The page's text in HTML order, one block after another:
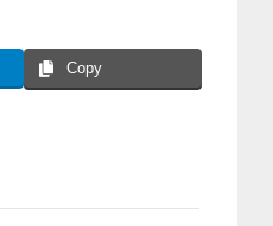
Copy